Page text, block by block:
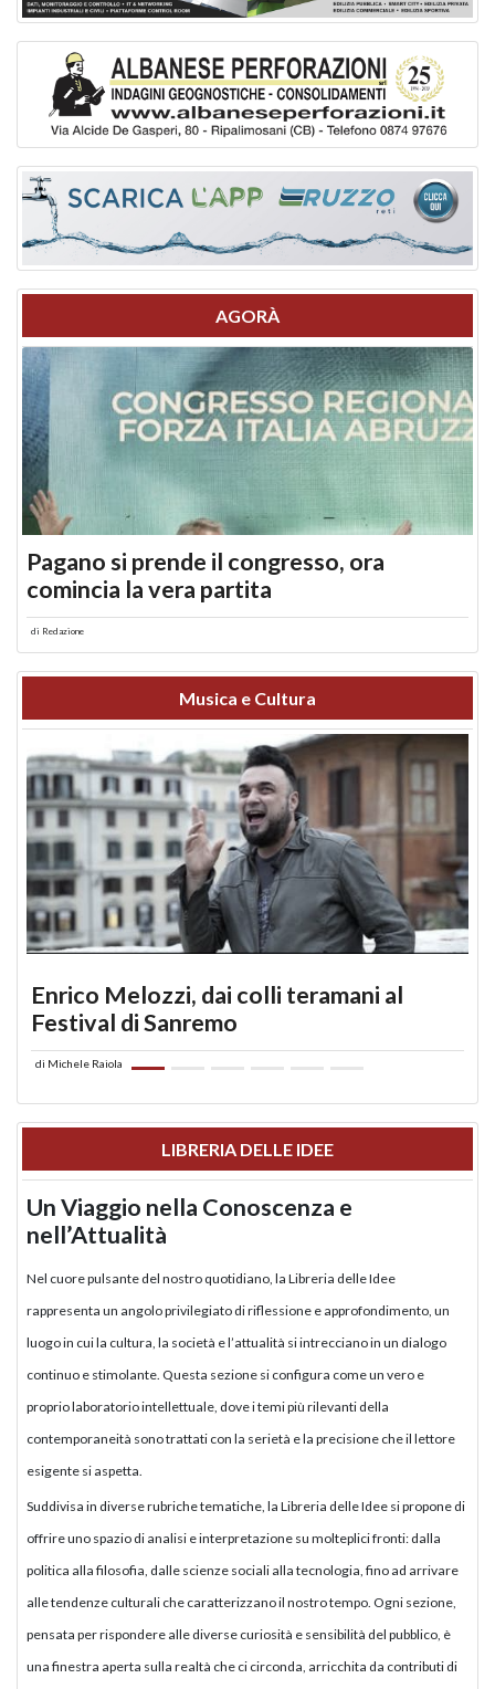
AGORÀ
Pagano si prende il congresso, ora
comincia la vera partita
di Redazione
Musica e Cultura
Enrico Melozzi, dai colli teramani al
Festival di Sanremo
di Michele Raiola
LIBRERIA DELLE IDEE
Un Viaggio nella Conoscenza e
nell’Attualità
Nel cuore pulsante del nostro quotidiano, la Libreria delle Idee
rappresenta un angolo privilegiato di riflessione e approfondimento, un
luogo in cui la cultura, la società e l’attualità si intrecciano in un dialogo
continuo e stimolante. Questa sezione si configura come un vero e
proprio laboratorio intellettuale, dove i temi più rilevanti della
contemporaneità sono trattati con la serietà e la precisione che il lettore
esigente si aspetta.
Suddivisa in diverse rubriche tematiche, la Libreria delle Idee si propone di
offrire uno spazio di analisi e interpretazione su molteplici fronti: dalla
politica alla filosofia, dalle scienze sociali alla tecnologia, fino ad arrivare
alle tendenze culturali che caratterizzano il nostro tempo. Ogni sezione,
pensata per rispondere alle diverse curiosità e sensibilità del pubblico, è
una finestra aperta sulla realtà che ci circonda, arricchita da contributi di